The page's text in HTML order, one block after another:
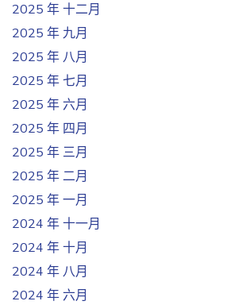
2025 年 十二月
2025 年 九月
2025 年 八月
2025 年 七月
2025 年 六月
2025 年 四月
2025 年 三月
2025 年 二月
2025 年 一月
2024 年 十一月
2024 年 十月
2024 年 八月
2024 年 六月